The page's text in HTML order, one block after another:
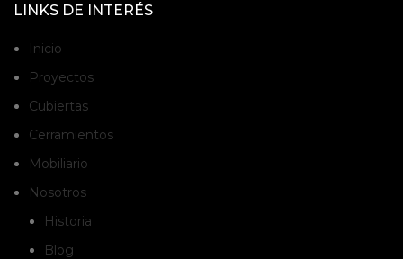
LINKS DE INTERÉS
Inicio
Proyectos
Cubiertas
Cerramientos
Mobiliario
Nosotros
Historia
Blog